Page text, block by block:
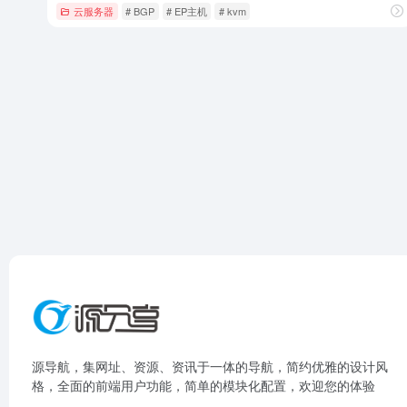
云服务器 # BGP # EP主机 # kvm
源导航，集网址、资源、资讯于一体的导航，简约优雅的设计风
格，全面的前端用户功能，简单的模块化配置，欢迎您的体验